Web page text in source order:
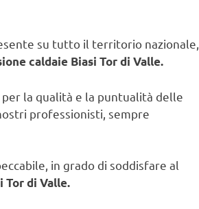
su tutto il territorio nazionale,
caldaie Biasi Tor di Valle.
la qualità e la puntualità delle
professionisti, sempre
in grado di soddisfare al
Tor di Valle.